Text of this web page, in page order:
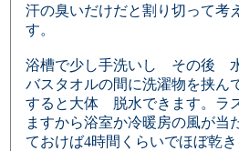
汗の臭いだけだと割り切って
す。
浴槽で少し手洗いし その後
バスタオルの間に洗濯物を挟ん
すると大体 脱水できます。ラ
ますから浴室か冷暖房の風が当
ておけば4時間くらいでほぼ乾